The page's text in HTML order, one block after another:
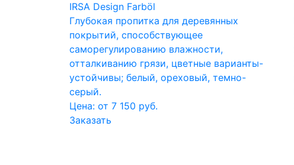
IRSA Design Farböl
Глубокая пропитка для деревянных
покрытий, способствующее
саморегулированию влажности,
отталкиванию грязи, цветные варианты-
устойчивы; белый, ореховый, темно-
серый.
Цена: от 7 150 руб.
Заказать